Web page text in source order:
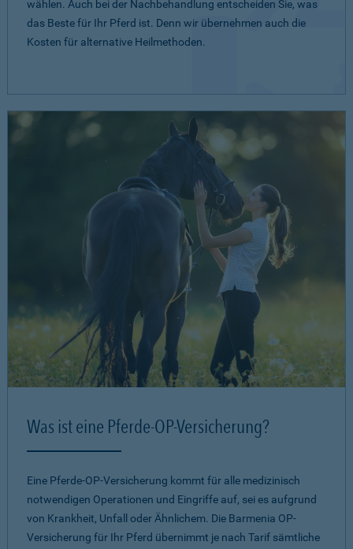
wählen. Auch bei der Nachbehandlung entscheiden Sie, was
das Beste für Ihr Pferd ist. Denn wir übernehmen auch die
Kosten für alternative Heilmethoden.
Was ist eine Pferde-OP-Versicherung?
Eine Pferde-OP-Versicherung kommt für alle medizinisch
notwendigen Operationen und Eingriffe auf, sei es aufgrund
von Krankheit, Unfall oder Ähnlichem. Die Barmenia OP-
Versicherung für Ihr Pferd übernimmt je nach Tarif sämtliche